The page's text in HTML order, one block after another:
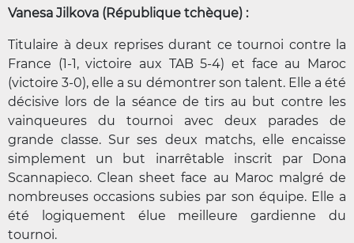
Vanesa Jilkova (République tchèque) :
Titulaire à deux reprises durant ce tournoi contre la
France (1-1, victoire aux TAB 5-4) et face au Maroc
(victoire 3-0), elle a su démontrer son talent. Elle a été
décisive lors de la séance de tirs au but contre les
vainqueures du tournoi avec deux parades de
grande classe. Sur ses deux matchs, elle encaisse
simplement un but inarrêtable inscrit par Dona
Scannapieco. Clean sheet face au Maroc malgré de
nombreuses occasions subies par son équipe. Elle a
été logiquement élue meilleure gardienne du
tournoi.